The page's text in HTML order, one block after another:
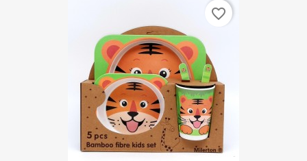
favorite_border